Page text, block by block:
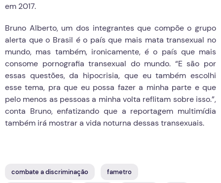
em 2017.
Bruno Alberto, um dos integrantes que compõe o grupo
alerta que o Brasil é o país que mais mata transexual no
mundo, mas também, ironicamente, é o país que mais
consome pornografia transexual do mundo. “E são por
essas questões, da hipocrisia, que eu também escolhi
esse tema, pra que eu possa fazer a minha parte e que
pelo menos as pessoas a minha volta reflitam sobre isso.”,
conta Bruno, enfatizando que a reportagem multimídia
também irá mostrar a vida noturna dessas transexuais.
combate a discriminação fametro